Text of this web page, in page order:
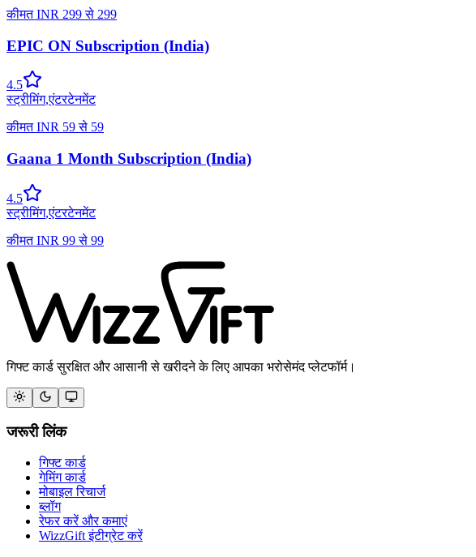
कीमत INR 299 से 299
EPIC ON Subscription (India)
4.5
स्ट्रीमिंग,एंटरटेनमेंट
कीमत INR 59 से 59
Gaana 1 Month Subscription (India)
4.5
स्ट्रीमिंग,एंटरटेनमेंट
कीमत INR 99 से 99
गिफ्ट कार्ड सुरक्षित और आसानी से खरीदने के लिए आपका भरोसेमंद प्लेटफॉर्म।
जरूरी लिंक
गिफ्ट कार्ड
गेमिंग कार्ड
मोबाइल रिचार्ज
ब्लॉग
रेफर करें और कमाएं
WizzGift इंटीग्रेट करें